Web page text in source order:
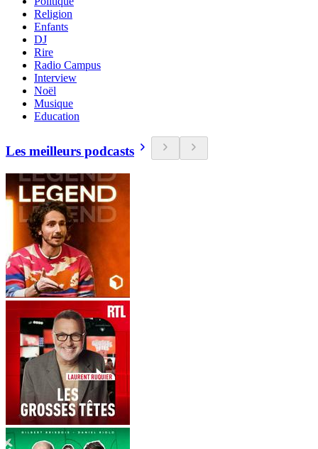
Religion
Enfants
DJ
Rire
Radio Campus
Interview
Noël
Musique
Education
Les meilleurs podcasts